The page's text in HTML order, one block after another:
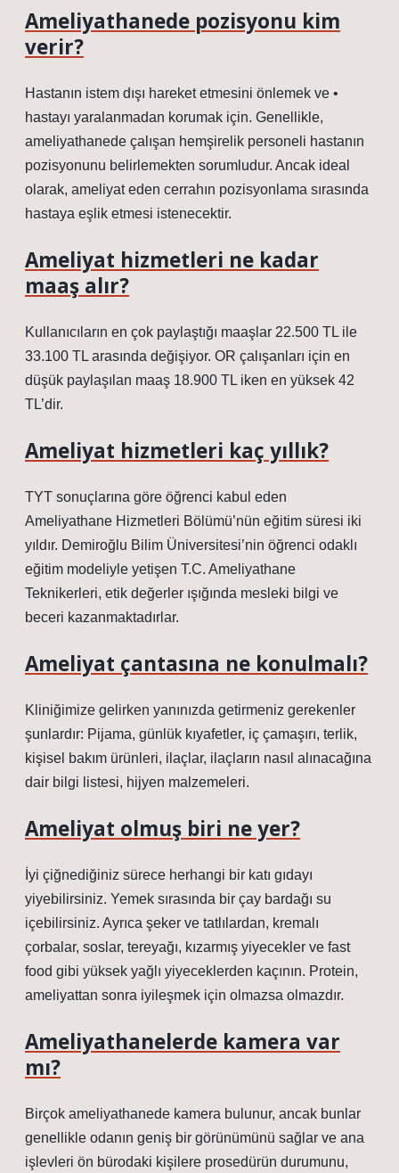
Ameliyathanede pozisyonu kim
verir?
Hastanın istem dışı hareket etmesini önlemek ve •
hastayı yaralanmadan korumak için. Genellikle,
ameliyathanede çalışan hemşirelik personeli hastanın
pozisyonunu belirlemekten sorumludur. Ancak ideal
olarak, ameliyat eden cerrahın pozisyonlama sırasında
hastaya eşlik etmesi istenecektir.
Ameliyat hizmetleri ne kadar
maaş alır?
Kullanıcıların en çok paylaştığı maaşlar 22.500 TL ile
33.100 TL arasında değişiyor. OR çalışanları için en
düşük paylaşılan maaş 18.900 TL iken en yüksek 42
TL’dir.
Ameliyat hizmetleri kaç yıllık?
TYT sonuçlarına göre öğrenci kabul eden
Ameliyathane Hizmetleri Bölümü’nün eğitim süresi iki
yıldır. Demiroğlu Bilim Üniversitesi’nin öğrenci odaklı
eğitim modeliyle yetişen T.C. Ameliyathane
Teknikerleri, etik değerler ışığında mesleki bilgi ve
beceri kazanmaktadırlar.
Ameliyat çantasına ne konulmalı?
Kliniğimize gelirken yanınızda getirmeniz gerekenler
şunlardır: Pijama, günlük kıyafetler, iç çamaşırı, terlik,
kişisel bakım ürünleri, ilaçlar, ilaçların nasıl alınacağına
dair bilgi listesi, hijyen malzemeleri.
Ameliyat olmuş biri ne yer?
İyi çiğnediğiniz sürece herhangi bir katı gıdayı
yiyebilirsiniz. Yemek sırasında bir çay bardağı su
içebilirsiniz. Ayrıca şeker ve tatlılardan, kremalı
çorbalar, soslar, tereyağı, kızarmış yiyecekler ve fast
food gibi yüksek yağlı yiyeceklerden kaçının. Protein,
ameliyattan sonra iyileşmek için olmazsa olmazdır.
Ameliyathanelerde kamera var
mı?
Birçok ameliyathanede kamera bulunur, ancak bunlar
genellikle odanın geniş bir görünümünü sağlar ve ana
işlevleri ön bürodaki kişilere prosedürün durumunu,